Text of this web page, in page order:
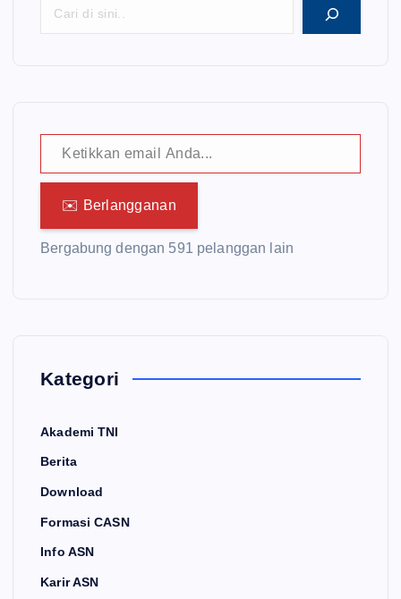
Ketikkan email Anda...
✉️ Berlangganan
Bergabung dengan 591 pelanggan lain
Kategori
Akademi TNI
Berita
Download
Formasi CASN
Info ASN
Karir ASN